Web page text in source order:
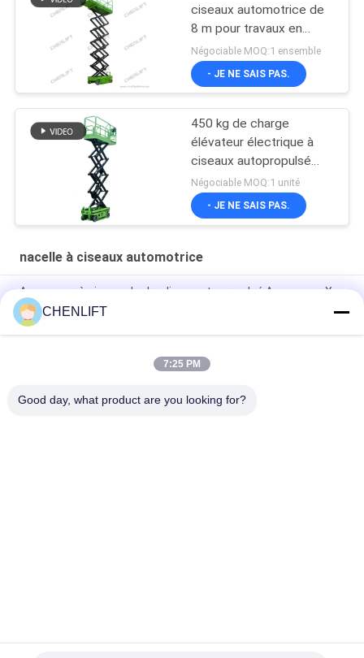
ciseaux automotrice de
8 m pour travaux en
hauteur avec capacité
de charge de 230 kg
Négociable MOQ:1 ensemble
- JE NE SAIS PAS.
450 kg de charge
élévateur électrique à
ciseaux autopropulsé
avec CE
Négociable MOQ:1 unité
- JE NE SAIS PAS.
nacelle à ciseaux automotrice
Ascenseur à ciseaux hydraulique autopropulsé Ascenseur X
électrique 8 mètres 450 kg Capacité de charge
Plateforme élévatrice automotrice à ciseaux de 6 m de
CHENLIFT
7:25 PM
Good day, what product are you looking for?